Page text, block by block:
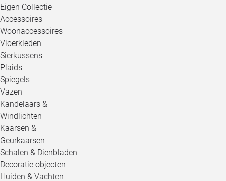
Eigen Collectie
Accessoires
Woonaccessoires
Vloerkleden
Sierkussens
Plaids
Spiegels
Vazen
Kandelaars &
Windlichten
Kaarsen &
Geurkaarsen
Schalen & Dienbladen
Decoratie objecten
Huiden & Vachten